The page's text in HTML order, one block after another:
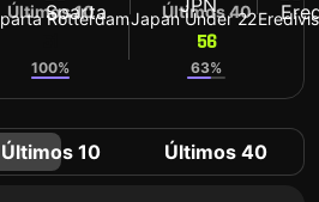
RotterdamJapan Under 22
Últimos 10
100%
Últimos 40
56
63%
Últimos 10 Últimos 40